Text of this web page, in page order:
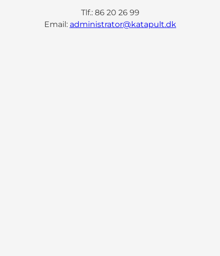
Tlf.: 86 20 26 99
Email: administrator@katapult.dk